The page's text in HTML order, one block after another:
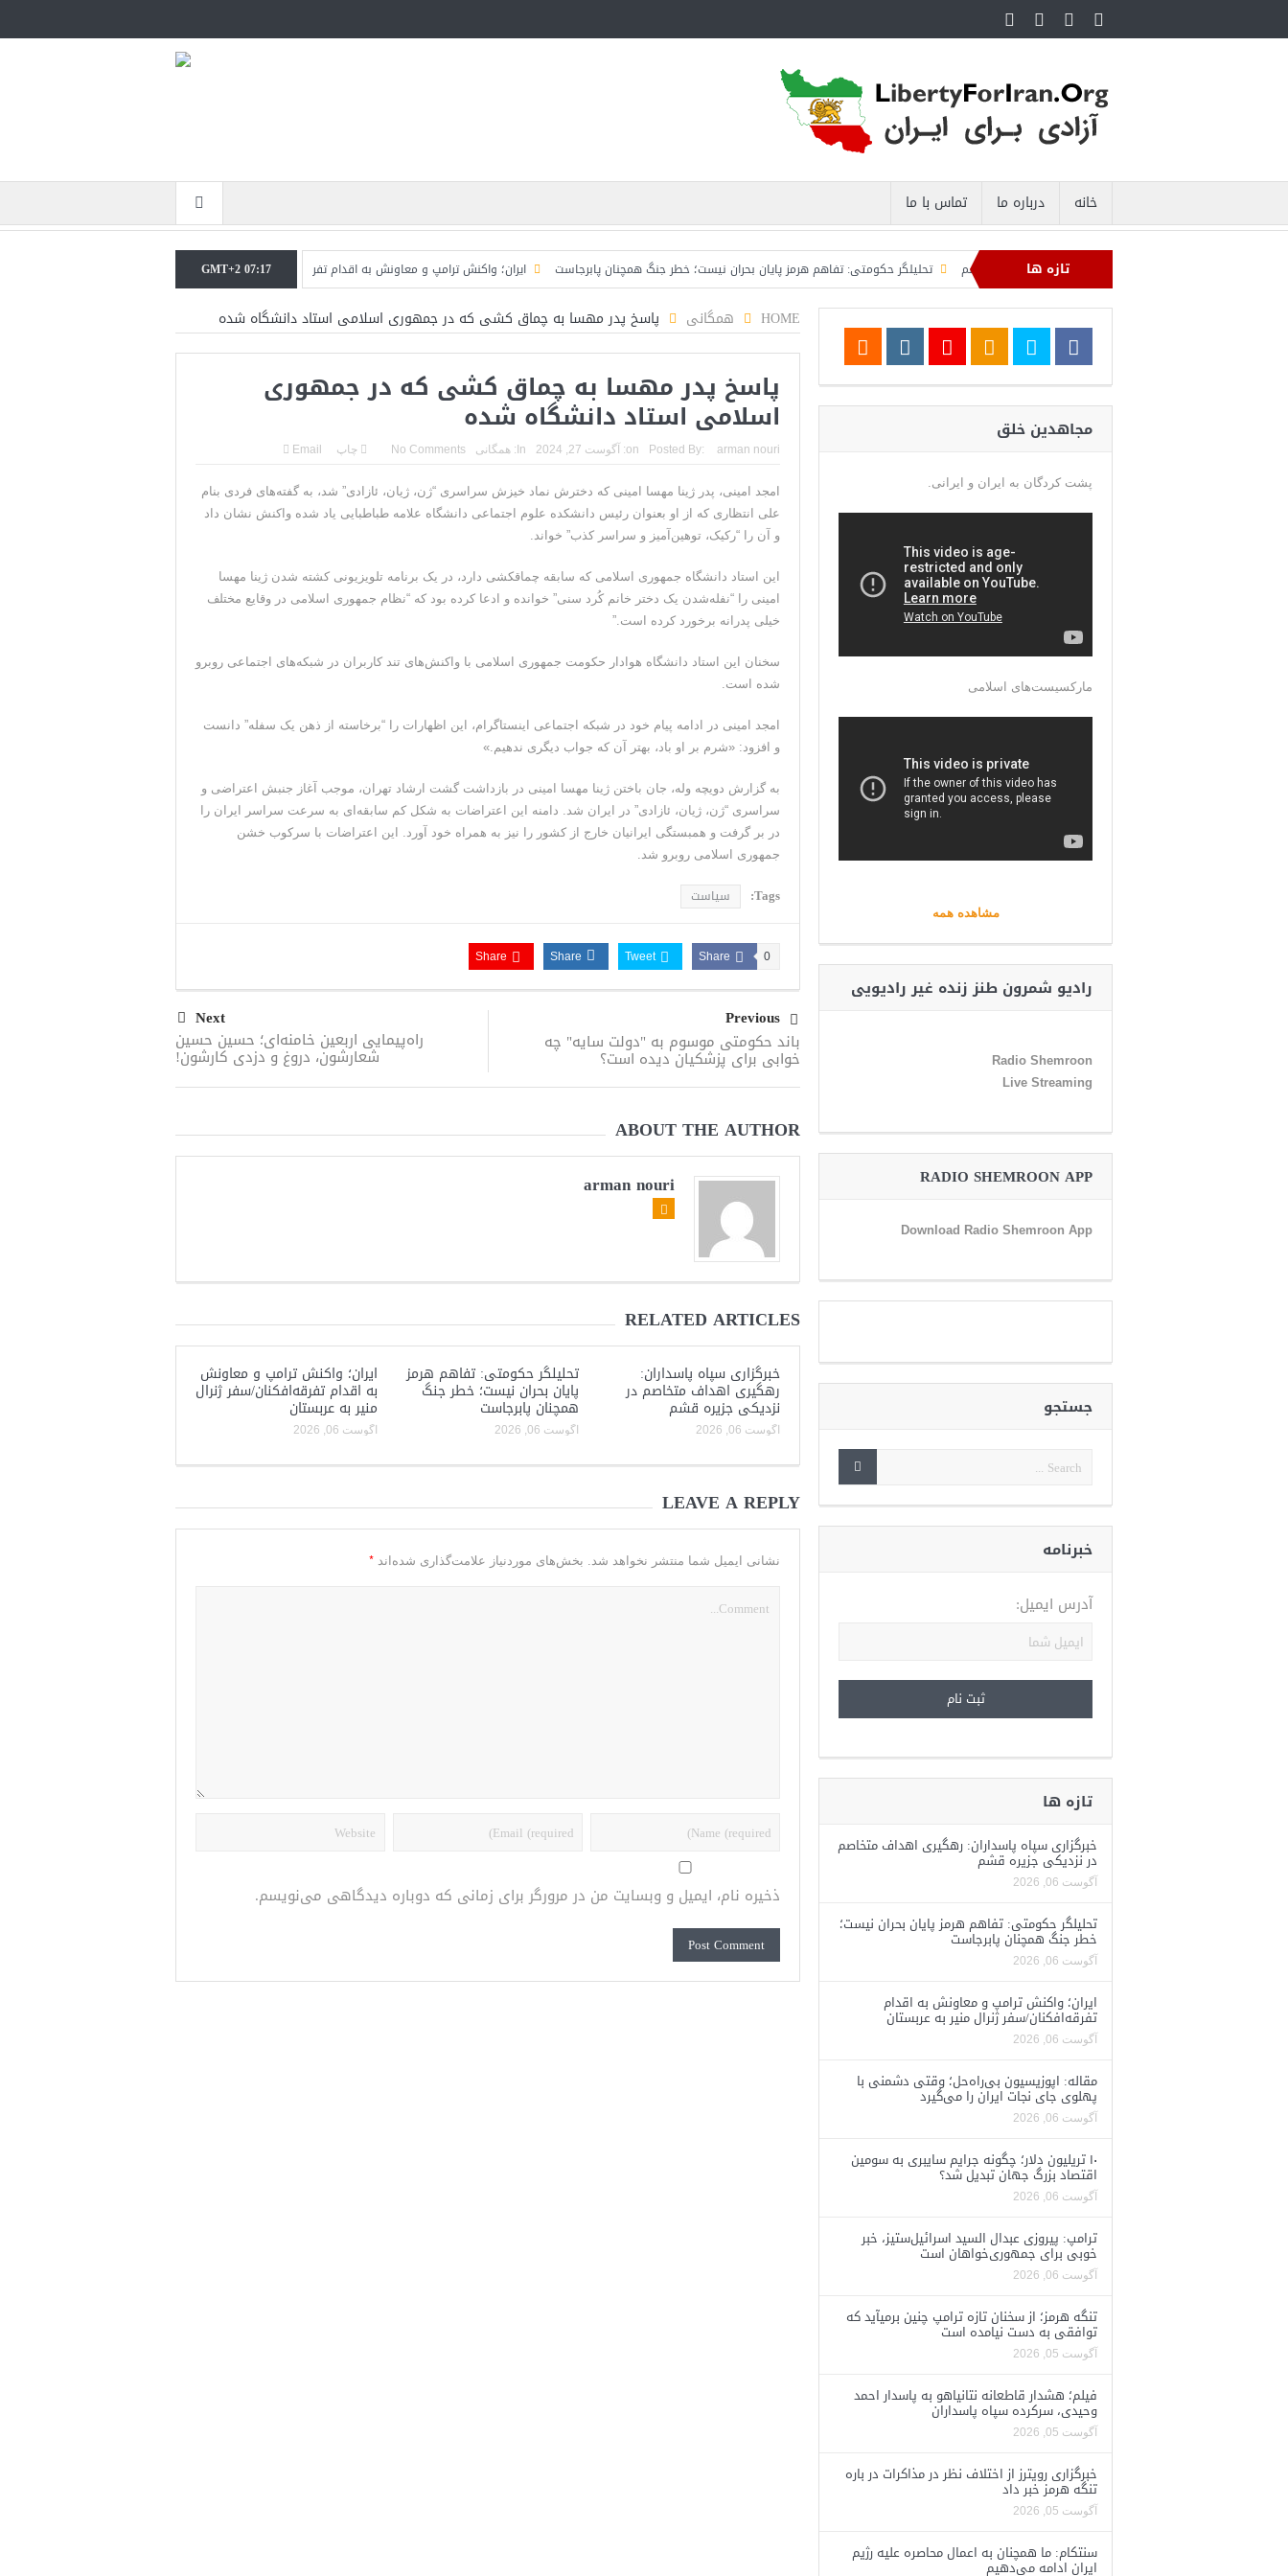
خانه درباره ما تماس با ما
تازه ها
پاسداران: رهگیری اهداف متخاصم در نزدیکی جزیره قشم تحلیلگر حکومتی: تفاهم هرمز پایان بحران نیست؛ خطر جنگ همچنان پابرجاست ایران؛ واکنش ترامپ و معاونش به اقدام تفرقه‌افکنان/سفر ژنرال منیر به عربستان
به اعمال محاصره علیه رژیم ایران ادامه می‌دهیم
GMT+2 07:17
HOME همگانی پاسخ پدر مهسا به چماق کشی که در جمهوری اسلامی استاد دانشگاه شده
پاسخ پدر مهسا به چماق کشی که در جمهوری
اسلامی استاد دانشگاه شده
Posted By: arman nouri
on: آگوست 27, 2024 In: همگانی No Comments چاپ Email
امجد امینی، پدر ژینا مهسا امینی که دخترش نماد خیزش سراسری “ژن، ژیان، ئازادی” شد، بە گفتەهای فردی بنام
علی انتظاری که از او بعنوان رئیس دانشکده علوم اجتماعی دانشگاه علامه طباطبایی یاد شده واکنش نشان داد
و آن را “رکیک، توهین‌آمیز و سراسر کذب” خواند.
این استاد دانشگاه جمهوری اسلامی که سابقه چماقکشی دارد، در یک برنامه تلویزیونی کشته شدن ژینا مهسا
امینی را “نفله‌شدن یک دختر خانم کُرد سنی” خواندە و ادعا کردە بود کە “نظام جمهوری اسلامی در وقایع مختلف
خیلی پدرانه برخورد کرده است.”
سخنان این استاد دانشگاه هوادار حکومت جمهوری اسلامی با واکنش‌های تند کاربران در شبکەهای اجتماعی روبرو
شدە است.
امجد امینی در ادامە پیام خود در شبکه اجتماعی اینستاگرام، این اظهارات را “برخاسته از ذهن یک سفله” دانست
و افزود: «شرم بر او باد، بهتر آن که جواب دیگری ندهیم.»
به گزارش دویچه وله، جان باختن ژینا مهسا امینی در بازداشت گشت ارشاد تهران، موجب آغاز جنبش اعتراضی و
سراسری “ژن، ژیان، ئازادی” در ایران شد. دامنە این اعتراضات بە شکل کم سابقەای به سرعت سراسر ایران را
در بر گرفت و همبستگی ایرانیان خارج از کشور را نیز بە همراه خود آورد. این اعتراضات با سرکوب خشن
جمهوری اسلامی روبرو شد.
Tags: سیاست
Share 0
Tweet
Share
Share
Previous
باند حکومتی موسوم به "دولت سایه" چه
خوابی برای پزشکیان دیده است؟
Next
راه‌پیمایی اربعین خامنه‌ای؛ حسین حسین
شعارشون، دروغ و دزدی کارشون!
ABOUT THE AUTHOR
arman nouri
RELATED ARTICLES
خبرگزاری سپاه پاسداران:
رهگیری اهداف متخاصم در
نزدیکی جزیره قشم
آگوست 06, 2026
تحلیلگر حکومتی: تفاهم هرمز
پایان بحران نیست؛ خطر جنگ
همچنان پابرجاست
آگوست 06, 2026
ایران؛ واکنش ترامپ و معاونش
به اقدام تفرقه‌افکنان/سفر ژنرال
منیر به عربستان
آگوست 06, 2026
LEAVE A REPLY
نشانی ایمیل شما منتشر نخواهد شد. بخش‌های موردنیاز علامت‌گذاری شده‌اند *
ذخیره نام، ایمیل و وبسایت من در مرورگر برای زمانی که دوباره دیدگاهی می‌نویسم.
مجاهدین خلق
پشت کردگان به ایران و ایرانی.
مارکسیست‌های اسلامی
مشاهده همه
رادیو شمرون طنز زنده غیر رادیویی
Radio Shemroon
Live Streaming
RADIO SHEMROON APP
Download Radio Shemroon App
جستجو
خبرنامه
آدرس ایمیل:
تازه ها
خبرگزاری سپاه پاسداران: رهگیری اهداف متخاصم
در نزدیکی جزیره قشم
آگوست 06, 2026
تحلیلگر حکومتی: تفاهم هرمز پایان بحران نیست؛
خطر جنگ همچنان پابرجاست
آگوست 06, 2026
ایران؛ واکنش ترامپ و معاونش به اقدام
تفرقه‌افکنان/سفر ژنرال منیر به عربستان
آگوست 06, 2026
مقاله: اپوزیسیون بی‌راه‌حل؛ وقتی دشمنی با
پهلوی جای نجات ایران را می‌گیرد
آگوست 06, 2026
۱۰ تریلیون دلار؛ چگونه جرایم سایبری به سومین
اقتصاد بزرگ جهان تبدیل شد؟
آگوست 06, 2026
ترامپ: پیروزی عبدال السید اسرائیل‌ستیز، خبر
خوبی برای جمهوری‌خواهان است
آگوست 06, 2026
تنگه هرمز؛ از سخنان تازه ترامپ چنین برمیآید که
توافقی به دست نیامده است
آگوست 05, 2026
فیلم؛ هشدار قاطعانه نتانیاهو به پاسدار احمد
وحیدی، سرکرده سپاه پاسداران
آگوست 05, 2026
خبرگزاری رویترز از اختلاف نظر در مذاکرات در باره
تنگه هرمز خبر داد
آگوست 05, 2026
سنتکام: ما همچنان به اعمال محاصره علیه رژیم
ایران ادامه می‌دهیم